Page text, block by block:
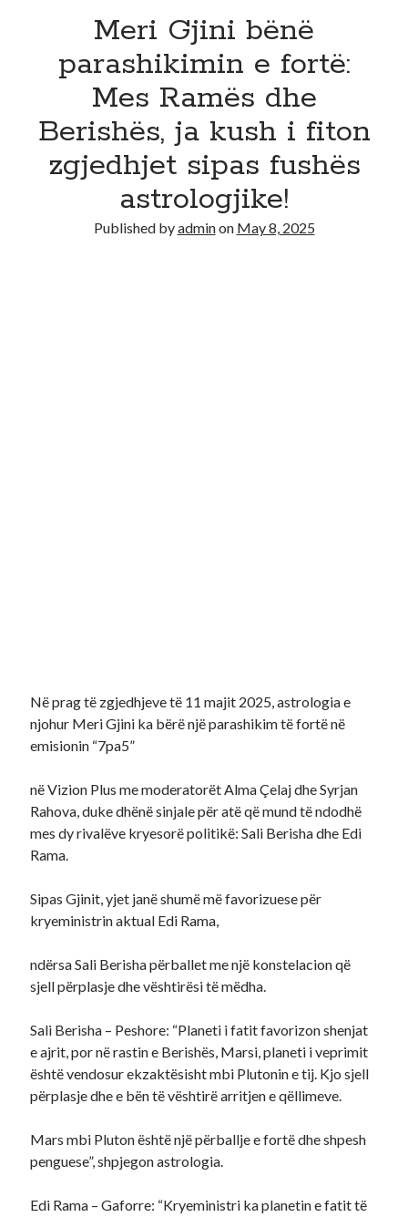
Meri Gjini bënë
parashikimin e fortë:
Mes Ramës dhe
Berishës, ja kush i fiton
zgjedhjet sipas fushës
astrologjike!
Published byadminon May 8, 2025
Në prag të zgjedhjeve të 11 majit 2025, astrologia e
njohur Meri Gjini ka bërë një parashikim të fortë në
emisionin “7pa5”
në Vizion Plus me moderatorët Alma Çelaj dhe Syrjan
Rahova, duke dhënë sinjale për atë që mund të ndodhë
mes dy rivalëve kryesorë politikë: Sali Berisha dhe Edi
Rama.
Sipas Gjinit, yjet janë shumë më favorizuese për
kryeministrin aktual Edi Rama,
ndërsa Sali Berisha përballet me një konstelacion që
sjell përplasje dhe vështirësi të mëdha.
Sali Berisha – Peshore: “Planeti i fatit favorizon shenjat
e ajrit, por në rastin e Berishës, Marsi, planeti i veprimit
është vendosur ekzaktësisht mbi Plutonin e tij. Kjo sjell
përplasje dhe e bën të vështirë arritjen e qëllimeve.
Mars mbi Pluton është një përballje e fortë dhe shpesh
penguese”, shpjegon astrologia.
Edi Rama – Gaforre: “Kryeministri ka planetin e fatit të